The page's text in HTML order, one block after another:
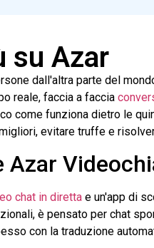
su Azar
dall'altra parte del
reale, faccia a faccia
come funziona dietro le
evitare truffe e
Azar
chat in diretta e un'app di
è pensato per chat
con la traduzione